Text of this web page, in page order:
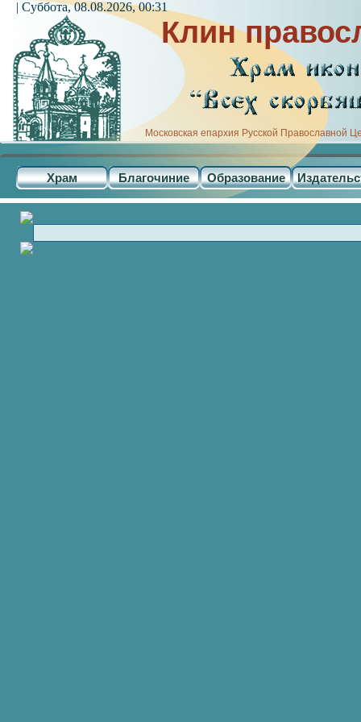
Клин
Московская епархия Русской Православной
Храм Благочиние Образование
| Суббота, 08.08.2026, 00:31